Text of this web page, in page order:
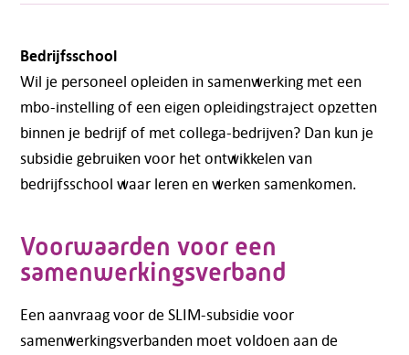
Bedrijfsschool
Wil je personeel opleiden in samenwerking met een
mbo-instelling of een eigen opleidingstraject opzetten
binnen je bedrijf of met collega-bedrijven? Dan kun je
subsidie gebruiken voor het ontwikkelen van
bedrijfsschool waar leren en werken samenkomen.
Voorwaarden voor een
samenwerkingsverband
Een aanvraag voor de SLIM-subsidie voor
samenwerkingsverbanden moet voldoen aan de